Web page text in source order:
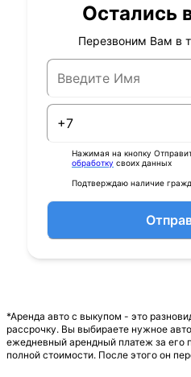
Остались
Перезвоним Вам в
Нажимая на кнопку
обработку своих данных
Подтверждаю наличие
*Аренда авто с выкупом - это
рассрочку. Вы выбираете нужное
ежедневный арендный платеж за его
полной стоимости. После этого он